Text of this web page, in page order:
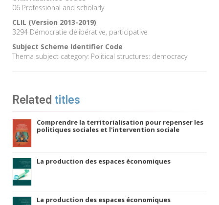
06 Professional and scholarly
CLIL (Version 2013-2019)
3294 Démocratie délibérative, participative
Subject Scheme Identifier Code
Thema subject category: Political structures: democracy
Related titles
Comprendre la territorialisation pour repenser les
politiques sociales et l'intervention sociale
La production des espaces économiques
La production des espaces économiques